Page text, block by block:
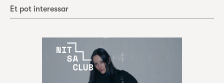
Et pot interessar